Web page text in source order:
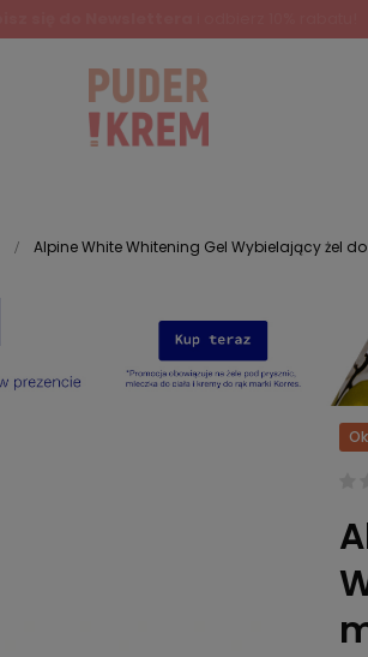
Alpine White Whitening Gel Wybielający żel do